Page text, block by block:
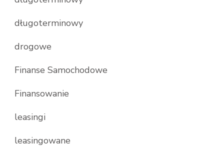
długoterminowy
drogowe
Finanse Samochodowe
Finansowanie
leasingi
leasingowane